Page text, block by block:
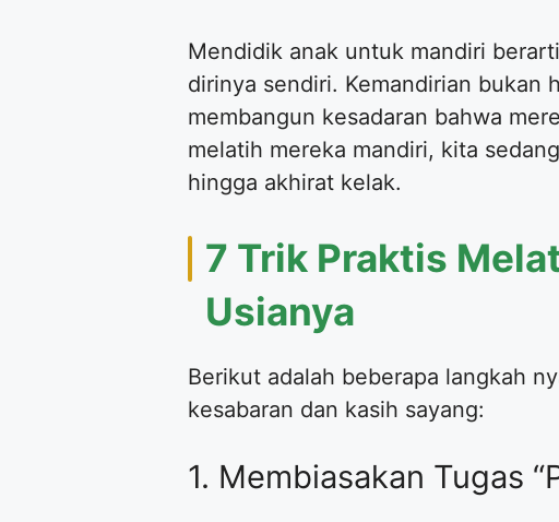
​Mendidik anak untuk mandiri
dirinya sendiri. Kemandirian bukan
membangun kesadaran bahwa
melatih mereka mandiri, kita
hingga akhirat kelak.
​7 Trik Praktis
Usianya
​Berikut adalah beberapa langkah
kesabaran dan kasih sayang:
​1. Membiasakan Tugas